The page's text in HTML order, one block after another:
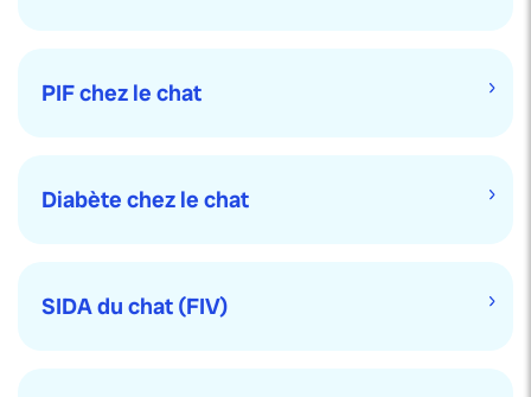
PIF chez le chat
Diabète chez le chat
SIDA du chat (FIV)